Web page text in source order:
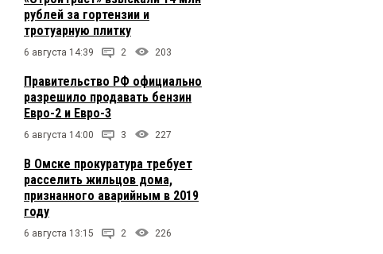
рублей за гортензии и
тротуарную плитку
6 августа 14:39 2 203
Правительство РФ официально
разрешило продавать бензин
Евро-2 и Евро-3
6 августа 14:00 3 227
В Омске прокуратура требует
расселить жильцов дома,
признанного аварийным в 2019
году
6 августа 13:15 2 226